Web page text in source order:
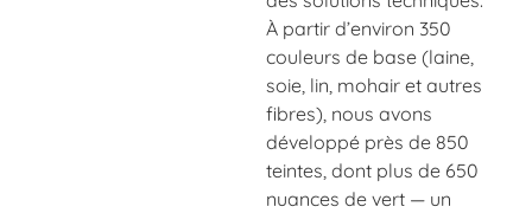
À partir d’environ 350
couleurs de base (laine,
soie, lin, mohair et autres
fibres), nous avons
développé près de 850
teintes, dont plus de 650
nuances de vert — un